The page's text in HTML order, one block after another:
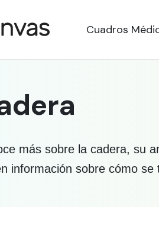
Cuadros
más sobre la cadera, su
información sobre cómo se